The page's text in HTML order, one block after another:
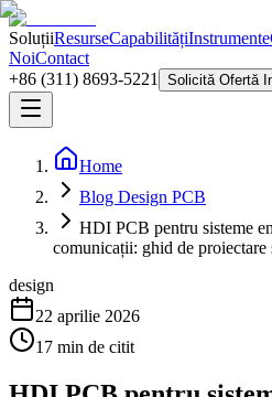
SoluțiiResurseCapabilitățiInstrumente
NoiContact
+86 (311) 8693-5221
Solicită Ofertă
Home
Blog Design PCB
HDI PCB pentru sisteme
comunicații: ghid de proiectare
design
22 aprilie 2026
17 min de citit